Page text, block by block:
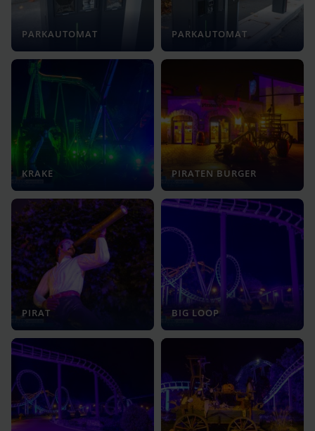
PARKAUTOMAT PARKAUTOMAT
KRAKE PIRATEN BURGER
PIRAT BIG LOOP